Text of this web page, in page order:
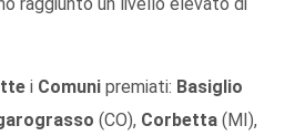
i Comuni premiati: Basiglio
(CO), Corbetta (MI),